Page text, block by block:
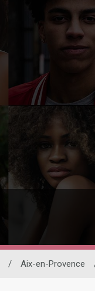
/ Aix-en-Provence